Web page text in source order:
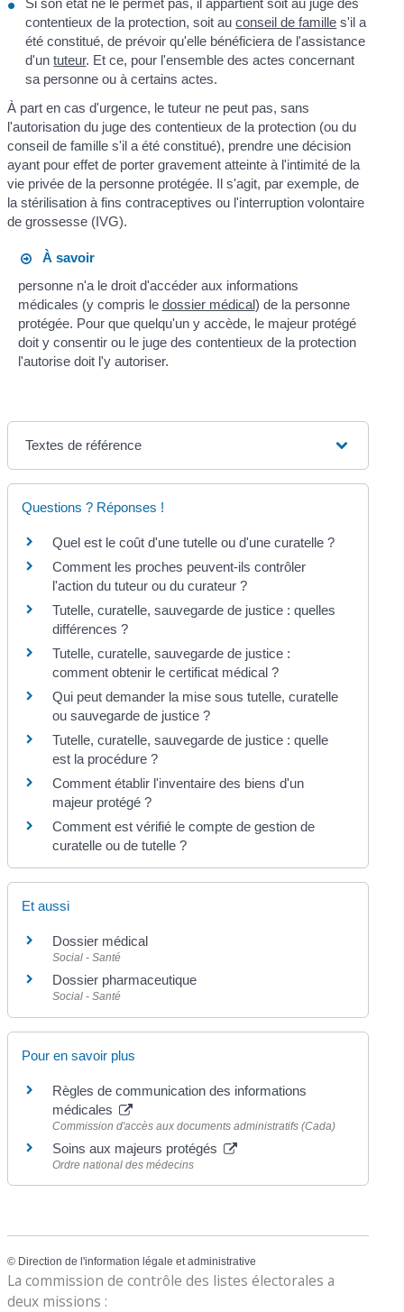
contentieux de la protection, soit auconseil de famille s'il a
été constitué, de prévoir qu'elle bénéficiera de l'assistance
d'untuteur. Et ce, pour l'ensemble des actes concernant
sa personne ou à certains actes.
À part en cas d'urgence, le tuteur ne peut pas, sans
l'autorisation du juge des contentieux de la protection (ou du
conseil de famille s'il a été constitué), prendre une décision
ayant pour effet de porter gravement atteinte à l'intimité de la
vie privée de la personne protégée. Il s'agit, par exemple, de
la stérilisation à fins contraceptives ou l'interruption volontaire
de grossesse (IVG).
À savoir
personne n'a le droit d'accéder aux informations
médicales (y compris le dossier médical) de la personne
protégée. Pour que quelqu'un y accède, le majeur protégé
doit y consentir ou le juge des contentieux de la protection
l'autorise doit l'y autoriser.
Textes de référence
Questions ? Réponses !
Quel est le coût d'une tutelle ou d'une curatelle ?
Comment les proches peuvent-ils contrôler
l'action du tuteur ou du curateur ?
Tutelle, curatelle, sauvegarde de justice : quelles
différences ?
Tutelle, curatelle, sauvegarde de justice :
comment obtenir le certificat médical ?
Qui peut demander la mise sous tutelle, curatelle
ou sauvegarde de justice ?
Tutelle, curatelle, sauvegarde de justice : quelle
est la procédure ?
Comment établir l'inventaire des biens d'un
majeur protégé ?
Comment est vérifié le compte de gestion de
curatelle ou de tutelle ?
Et aussi
Dossier médical
Social - Santé
Dossier pharmaceutique
Social - Santé
Pour en savoir plus
Règles de communication des informations
médicales
Commission d'accès aux documents administratifs (Cada)
Soins aux majeurs protégés
Ordre national des médecins
© Direction de l'information légale et administrative
La commission de contrôle des listes électorales a
deux missions :